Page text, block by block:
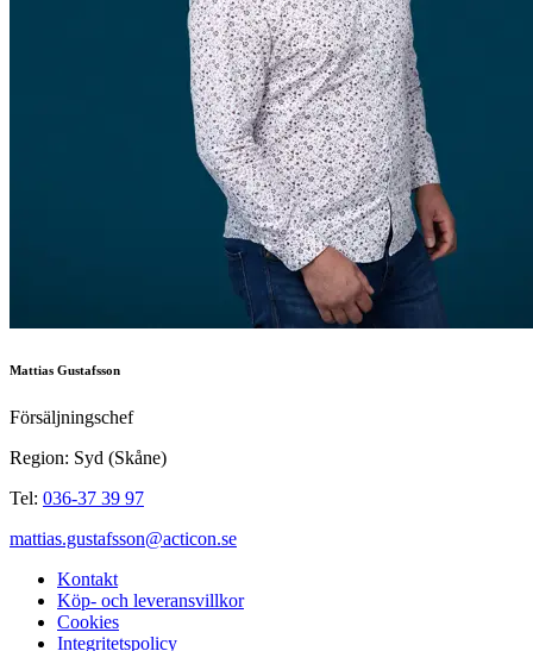
Mattias Gustafsson
Försäljningschef
Region: Syd (Skåne)
Tel: 036-37 39 97
mattias.gustafsson@acticon.se
Kontakt
Köp- och leveransvillkor
Cookies
Integritetspolicy